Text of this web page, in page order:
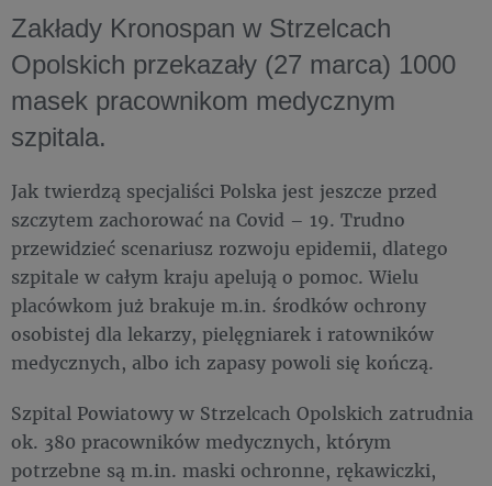
Zakłady Kronospan w Strzelcach
Opolskich przekazały (27 marca) 1000
masek pracownikom medycznym
szpitala.
Jak twierdzą specjaliści Polska jest jeszcze przed
szczytem zachorować na Covid – 19. Trudno
przewidzieć scenariusz rozwoju epidemii, dlatego
szpitale w całym kraju apelują o pomoc. Wielu
placówkom już brakuje m.in. środków ochrony
osobistej dla lekarzy, pielęgniarek i ratowników
medycznych, albo ich zapasy powoli się kończą.
Szpital Powiatowy w Strzelcach Opolskich zatrudnia
ok. 380 pracowników medycznych, którym
potrzebne są m.in. maski ochronne, rękawiczki,